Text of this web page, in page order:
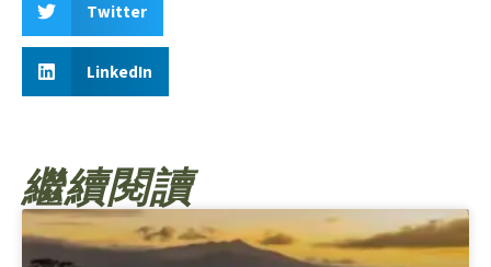
Twitter
LinkedIn
繼續閱讀